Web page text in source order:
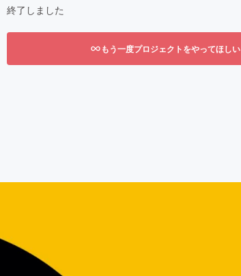
終了しました
もう一度プロジェクトをやってほしい